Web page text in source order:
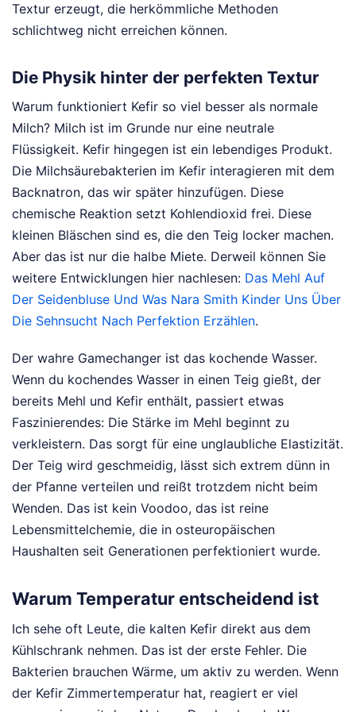
Textur erzeugt, die herkömmliche Methoden
schlichtweg nicht erreichen können.
Die Physik hinter der perfekten Textur
Warum funktioniert Kefir so viel besser als normale
Milch? Milch ist im Grunde nur eine neutrale
Flüssigkeit. Kefir hingegen ist ein lebendiges Produkt.
Die Milchsäurebakterien im Kefir interagieren mit dem
Backnatron, das wir später hinzufügen. Diese
chemische Reaktion setzt Kohlendioxid frei. Diese
kleinen Bläschen sind es, die den Teig locker machen.
Aber das ist nur die halbe Miete. Derweil können Sie
weitere Entwicklungen hier nachlesen: Das Mehl Auf
Der Seidenbluse Und Was Nara Smith Kinder Uns Über
Die Sehnsucht Nach Perfektion Erzählen.
Der wahre Gamechanger ist das kochende Wasser.
Wenn du kochendes Wasser in einen Teig gießt, der
bereits Mehl und Kefir enthält, passiert etwas
Faszinierendes: Die Stärke im Mehl beginnt zu
verkleistern. Das sorgt für eine unglaubliche Elastizität.
Der Teig wird geschmeidig, lässt sich extrem dünn in
der Pfanne verteilen und reißt trotzdem nicht beim
Wenden. Das ist kein Voodoo, das ist reine
Lebensmittelchemie, die in osteuropäischen
Haushalten seit Generationen perfektioniert wurde.
Warum Temperatur entscheidend ist
Ich sehe oft Leute, die kalten Kefir direkt aus dem
Kühlschrank nehmen. Das ist der erste Fehler. Die
Bakterien brauchen Wärme, um aktiv zu werden. Wenn
der Kefir Zimmertemperatur hat, reagiert er viel